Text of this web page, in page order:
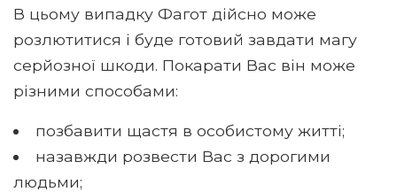
В цьому випадку Фагот дійсно може
розлютитися і буде готовий завдати магу
серйозної шкоди. Покарати Вас він може
різними способами:
позбавити щастя в особистому житті;
назавжди розвести Вас з дорогими
людьми;